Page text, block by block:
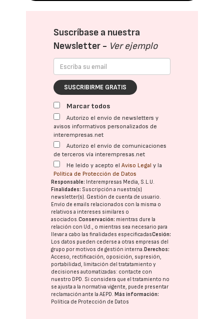
Suscríbase a nuestra
Newsletter - Ver ejemplo
SUSCRIBIRME GRATIS
Marcar todos
Autorizo el envío de newsletters y
avisos informativos personalizados de
interempresas.net
Autorizo el envío de comunicaciones
de terceros vía interempresas.net
He leído y acepto elAviso Legal y la
Política de Protección de Datos
Responsable: Interempresas Media, S.L.U.
Finalidades: Suscripción a nuestra(s)
newsletter(s). Gestión de cuenta de usuario.
Envío de emails relacionados con la misma o
relativos a intereses similares o
asociados.Conservación: mientras dure la
relación con Ud., o mientras sea necesario para
llevar a cabo las finalidades especificadasCesión:
Los datos pueden cederse a otras empresas del
grupo por motivos de gestión interna. Derechos:
Acceso, rectificación, oposición, supresión,
portabilidad, limitación del tratatamiento y
decisiones automatizadas: contacte con
nuestro DPD. Si considera que el tratamiento no
se ajusta a la normativa vigente, puede presentar
reclamación ante laAEPD. Más información:
Política de Protección de Datos